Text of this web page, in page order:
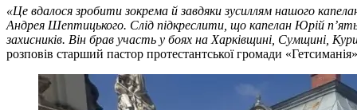
«Це вдалося зробити зокрема й завдяки зусиллям нашого
Андрея Шептицького. Слід підкреслити, що капелан Юрій
захисників. Він брав участь у боях на Харківщині, Сумщині,
розповів старший пастор протестантської громади